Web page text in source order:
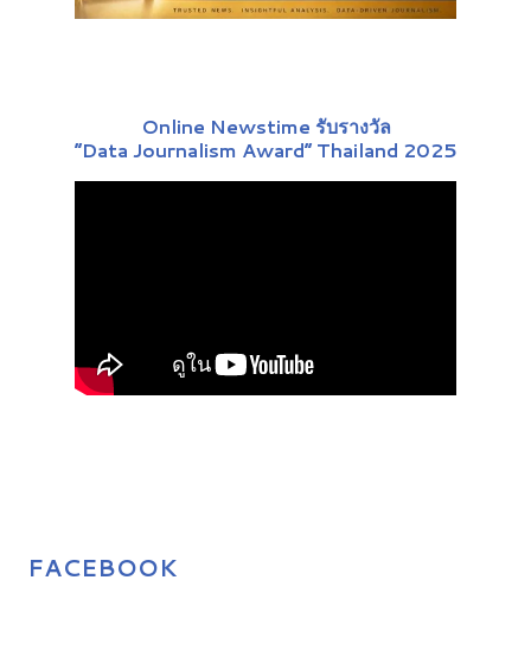
Online Newstime รับรางวัล
“Data Journalism Award” Thailand 2025
FACEBOOK